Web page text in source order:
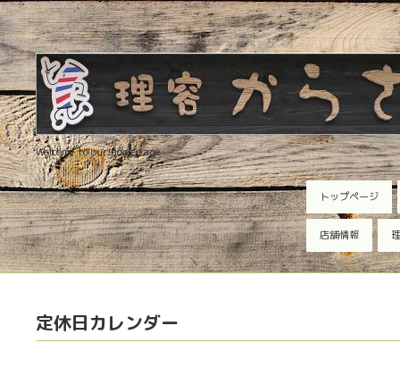
Welcome to our homepage
トップページ
店舗情報
定休日カレンダー